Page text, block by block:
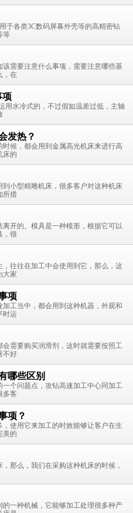
于各类3C数码屏幕外壳等的高精密钻
等
需要注意什么事项，需要注意哪些基
，在
项
用水冷式的，不过假如温差过低，主轴
发热？
候，都会用到金属高光机床来进行高
床的
小型精雕机床，很多客户对这种机床
所措
开的。模具是一种模形，根据它可以
，很
往往在加工中会使用到它，那么，这
大家
项
工当中，都会用到这种机器，外观和
时运
需要购买润滑剂，这时就需要按照工
不好
哪些区别
个问题点，攻钻高速加工中心同加工
多客
项？
使用它来加工的时效能够让客户在生
美的
那么，我们在采购这种机床的时候，
一种机械，它能够加工处理很多种产